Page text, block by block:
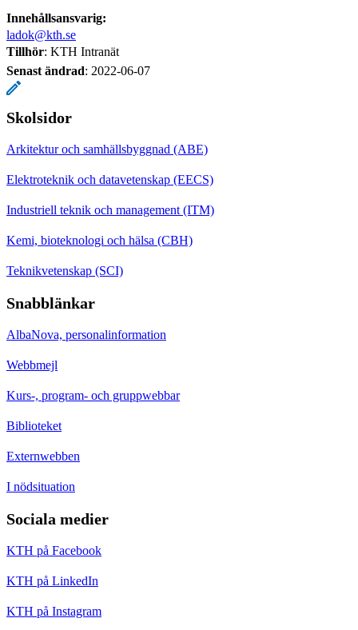
Innehållsansvarig:
ladok@kth.se
Tillhör: KTH Intranät
Senast ändrad: 2022-06-07
Skolsidor
Arkitektur och samhällsbyggnad (ABE)
Elektroteknik och datavetenskap (EECS)
Industriell teknik och management (ITM)
Kemi, bioteknologi och hälsa (CBH)
Teknikvetenskap (SCI)
Snabblänkar
AlbaNova, personalinformation
Webbmejl
Kurs-, program- och gruppwebbar
Biblioteket
Externwebben
I nödsituation
Sociala medier
KTH på Facebook
KTH på LinkedIn
KTH på Instagram